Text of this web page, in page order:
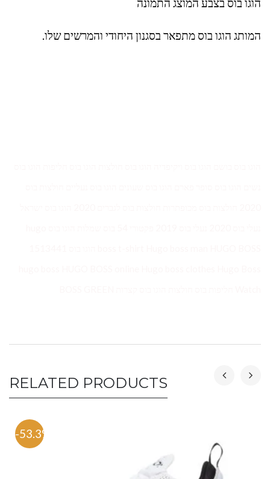
המותג הוגו בוס מתפאר בסגנון היחודי והמרשים שלו.
RELATED PRODUCTS
-53.3%